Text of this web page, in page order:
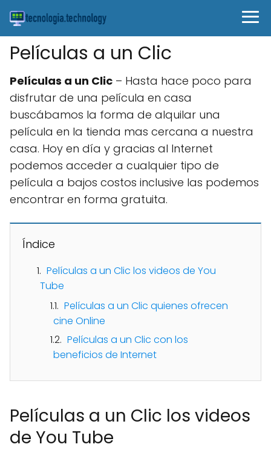
Películas a un Clic
Películas a un Clic – Hasta hace poco para
disfrutar de una película en casa
buscábamos la forma de alquilar una
película en la tienda mas cercana a nuestra
casa. Hoy en día y gracias al Internet
podemos acceder a cualquier tipo de
película a bajos costos inclusive las podemos
encontrar en forma gratuita.
Índice
Películas a un Clic los videos de You
Tube
Películas a un Clic quienes ofrecen
cine Online
Películas a un Clic con los
beneficios de Internet
Películas a un Clic los videos
de You Tube